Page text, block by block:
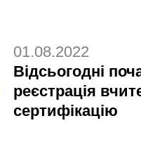
01.08.2022
Відсьогодні
реєстрація
сертифікацію